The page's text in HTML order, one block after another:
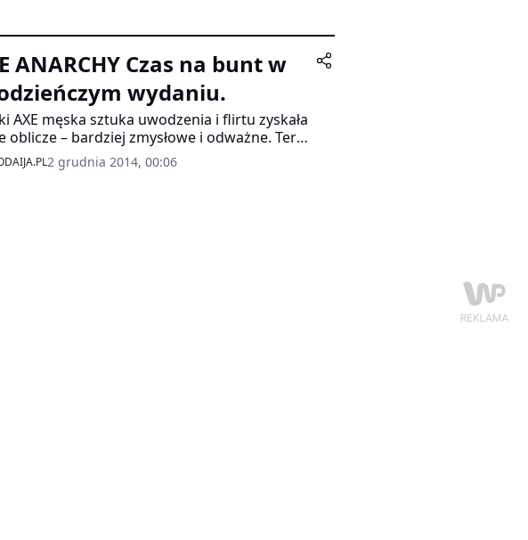
ANARCHY Czas na bunt w
wydaniu.
AXE męska sztuka uwodzenia i flirtu zyskała
oblicze – bardziej zmysłowe i odważne. Teraz
czas na równouprawnienie – AXE
FOR HIM & AXE ANARCHY FOR HER!
2 grudnia 2014, 00:06